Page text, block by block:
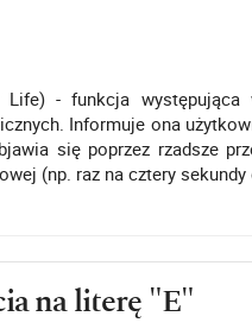
- funkcja występująca
Informuje ona
się poprzez rzadsze
(np. raz na cztery sekundy
na literę "E"